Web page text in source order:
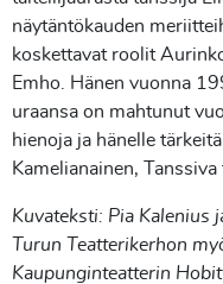
näytäntökauden
koskettavat roolit
Emho. Hänen vuonna
uraansa on mahtunut
hienoja ja hänelle
Kamelianainen,
Kuvateksti: Pia Kalenius
Turun Teatterikerhon
Kaupunginteatterin